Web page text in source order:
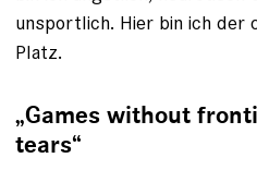
unsportlich. Hier bin ich der
Platz.
„Games without
tears“